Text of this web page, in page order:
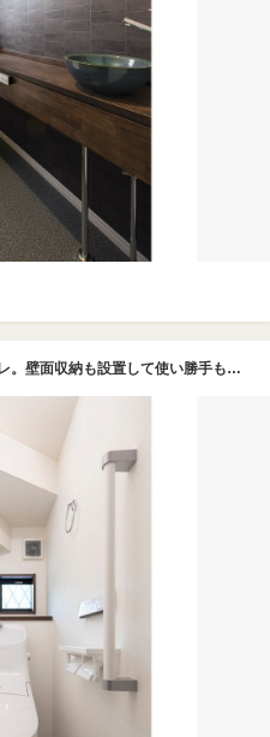
階段のデッドスペースを活かしたトイレ。壁面収納も設置して使い勝手も良い。無駄を軽減した設計が魅力